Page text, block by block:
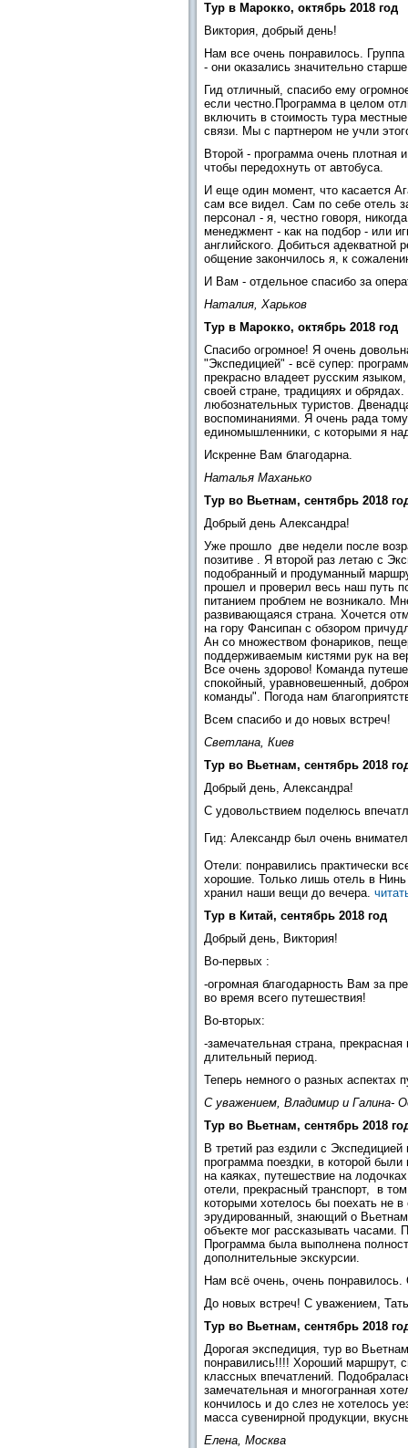
Тур в Марокко, октябрь 2018 год
Виктория, добрый день!
Нам все очень понравилось.
- они оказались значительно
Гид отличный, спасибо ему
если честно.Программа в целом
включить в стоимость тура
связи. Мы с партнером не учли
Второй - программа очень плотная
чтобы передохнуть от автобуса.
И еще один момент, что касается
сам все видел. Сам по себе отель
персонал - я, честно говоря,
менеджмент - как на подбор - или
английского. Добиться
общение закончилось я, к
И Вам - отдельное спасибо за
Наталия, Харьков
Тур в Марокко, октябрь 2018 год
Спасибо огромное! Я очень
"Экспедицией" - всё супер:
прекрасно владеет русским
своей стране, традициях и
любознательных туристов.
воспоминаниями. Я очень рада
единомышленники, с которыми я
Искренне Вам благодарна.
Наталья Маханько
Тур во Вьетнам, сентябрь 2018
Добрый день Александра!
Уже прошло две недели после
позитиве . Я второй раз летаю с
подобранный и продуманный
прошел и проверил весь наш путь
питанием проблем не возникало.
развивающаяся страна. Хочется
на гору Фансипан с обзором
Ан со множеством фонариков,
поддерживаемым кистями рук на
Все очень здорово! Команда
спокойный, уравновешенный,
команды". Погода нам
Всем спасибо и до новых встреч!
Светлана, Киев
Тур во Вьетнам, сентябрь 2018
Добрый день, Александра!
С удовольствием поделюсь
Гид: Александр был очень
Отели: понравились практически
хорошие. Только лишь отель в
хранил наши вещи до вечера.
Тур в Китай, сентябрь 2018 год
Добрый день, Виктория!
Во-первых :
-огромная благодарность Вам за
во время всего путешествия!
Во-вторых:
-замечательная страна,
длительный период.
Теперь немного о разных аспектах
С уважением, Владимир и Галина-
Тур во Вьетнам, сентябрь 2018
В третий раз ездили с
программа поездки, в которой
на каяках, путешествие на
отели, прекрасный транспорт, в
которыми хотелось бы поехать не
эрудированный, знающий о
объекте мог рассказывать
Программа была выполнена
дополнительные экскурсии.
Нам всё очень, очень понравилось.
До новых встреч! С уважением,
Тур во Вьетнам, сентябрь 2018
Дорогая экспедиция, тур во
понравились!!!! Хороший маршрут,
классных впечатлений.
замечательная и многогранная
кончилось и до слез не хотелось
масса сувенирной продукции,
Елена, Москва